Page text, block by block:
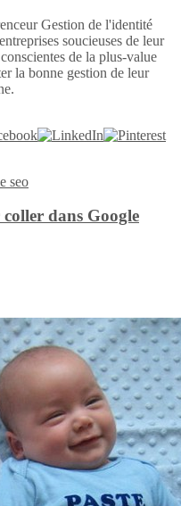
Gestion de l'identité
soucieuses de leur
de la plus-value
la bonne gestion de leur
seo
coller dans Google